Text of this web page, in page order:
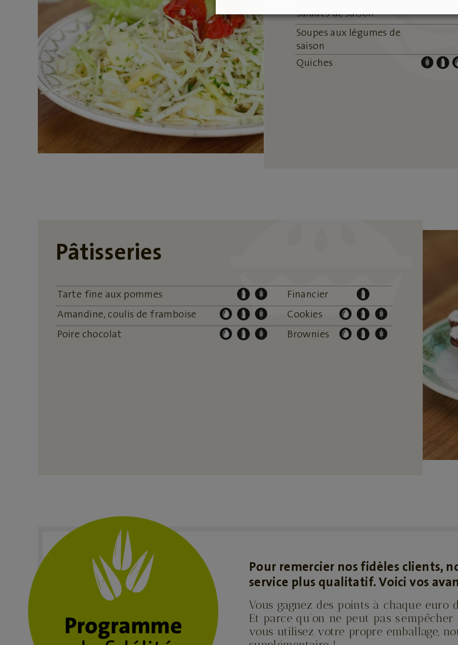
Salades de saison
Soupes aux légumes de
saison
Quiches
Pâtisseries
Tarte fine aux pommes
Financier
Amandine, coulis de framboise
Cookies
Poire chocolat
Brownies
Pour remercier nos fidèles clients,
service plus qualitatif. Voici vos
Vous gagnez des points à chaque euro
Et parce qu’on ne peut pas
vous utilisez votre propre emballage,